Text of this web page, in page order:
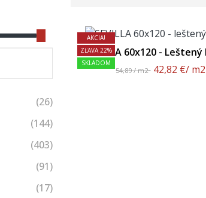
(26)
(144)
(403)
(91)
(17)
AKCIA!
ZĽAVA 22%
SKLADOM
SEVILLA 60x120 -
54,89 / m2 42,82 €/ m2